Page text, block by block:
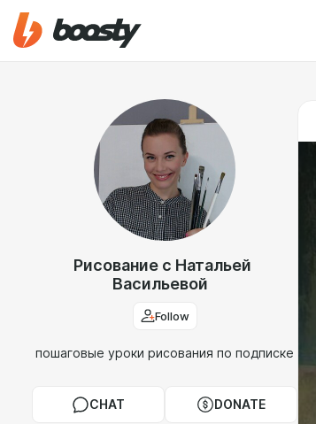
Рисование с Натальей
Васильевой
Follow
пошаговые уроки рисования по подписке
CHAT DONATE